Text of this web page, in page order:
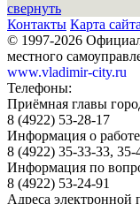
свернуть
Контакты Карта сайта
© 1997-2026
местного
www.vladimir-city.ru
Телефоны:
Приёмная главы
8 (4922) 53-28-17
Информация о
8 (4922) 35-33-33, 35-
Информация по
8 (4922) 53-24-91
Адреса электронной